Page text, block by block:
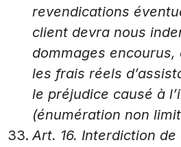
revendications
client devra nous
dommages encourus,
les frais réels
le préjudice causé à
(énumération non
Art. 16. Interdiction